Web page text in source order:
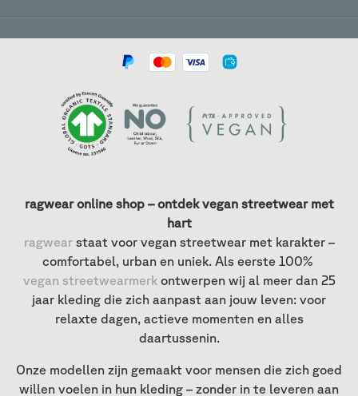
ragwear online shop – ontdek vegan streetwear met
hart
ragwearstaat voor vegan streetwear met karakter –
comfortabel, urban en uniek. Als eerste 100%
vegan streetwearmerkontwerpen wij al meer dan 25
jaar kleding die zich aanpast aan jouw leven: voor
relaxte dagen, actieve momenten en alles
daartussenin.
Onze modellen zijn gemaakt voor mensen die zich goed
willen voelen in hun kleding – zonder in te leveren aan